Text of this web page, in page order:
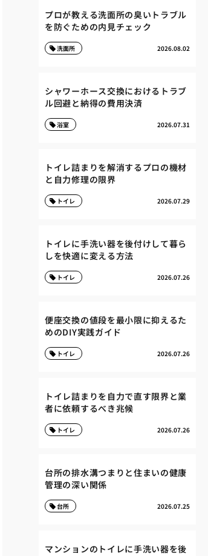
プロが教える洗面所の臭いトラブル
を防ぐための内見チェック
2026.08.02
洗面所
シャワーホース交換におけるトラブ
ル回避と納得の費用決済
2026.07.31
浴室
トイレ詰まりを解消するプロの機材
と自力修理の限界
2026.07.29
トイレ
トイレに手洗い器を後付けして暮ら
しを快適に変える方法
2026.07.26
トイレ
便座交換の値段を最小限に抑えるた
めのDIY実践ガイド
2026.07.26
トイレ
トイレ詰まりを自力で直す限界と業
者に依頼するべき兆候
2026.07.26
トイレ
台所の排水溝つまりと住まいの健康
管理の深い関係
2026.07.25
台所
マンションのトイレに手洗い器を後